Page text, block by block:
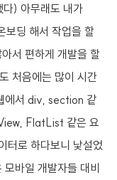
다) 아무래도 내가
보딩 해서 작업을 할
서 편하게 개발을 할
처음에는 많이 시간
에서 div, section 같
FlatList 같은 요
터로 하다보니 낯설었
모바일 개발자들 대비